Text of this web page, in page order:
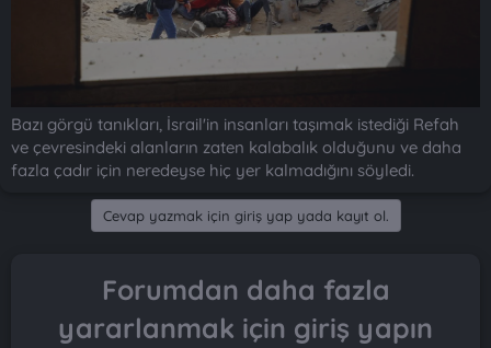
Bazı görgü tanıkları, İsrail'in insanları taşımak istediği Refah
ve çevresindeki alanların zaten kalabalık olduğunu ve daha
fazla çadır için neredeyse hiç yer kalmadığını söyledi.
Cevap yazmak için giriş yap yada kayıt ol.
Forumdan daha fazla
yararlanmak için giriş yapın